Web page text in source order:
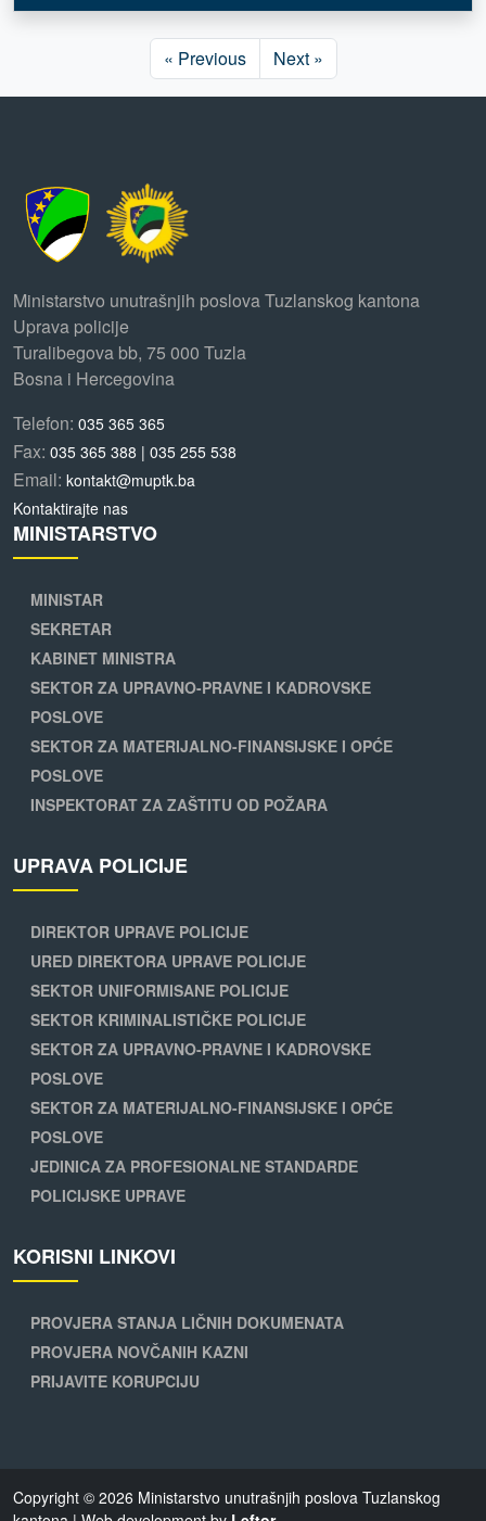
« Previous Next »
Ministarstvo unutrašnjih poslova Tuzlanskog kantona
Uprava policije
Turalibegova bb, 75 000 Tuzla
Bosna i Hercegovina
Telefon: 035 365 365
Fax: 035 365 388 | 035 255 538
Email: kontakt@muptk.ba
Kontaktirajte nas
MINISTARSTVO
MINISTAR
SEKRETAR
KABINET MINISTRA
SEKTOR ZA UPRAVNO-PRAVNE I KADROVSKE
POSLOVE
SEKTOR ZA MATERIJALNO-FINANSIJSKE I OPĆE
POSLOVE
INSPEKTORAT ZA ZAŠTITU OD POŽARA
UPRAVA POLICIJE
DIREKTOR UPRAVE POLICIJE
URED DIREKTORA UPRAVE POLICIJE
SEKTOR UNIFORMISANE POLICIJE
SEKTOR KRIMINALISTIČKE POLICIJE
SEKTOR ZA UPRAVNO-PRAVNE I KADROVSKE
POSLOVE
SEKTOR ZA MATERIJALNO-FINANSIJSKE I OPĆE
POSLOVE
JEDINICA ZA PROFESIONALNE STANDARDE
POLICIJSKE UPRAVE
KORISNI LINKOVI
PROVJERA STANJA LIČNIH DOKUMENATA
PROVJERA NOVČANIH KAZNI
PRIJAVITE KORUPCIJU
Copyright © 2026 Ministarstvo unutrašnjih poslova Tuzlanskog